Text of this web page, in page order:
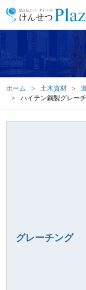
ホーム 土木資材
ハイテン鋼製グレー
グレーチング